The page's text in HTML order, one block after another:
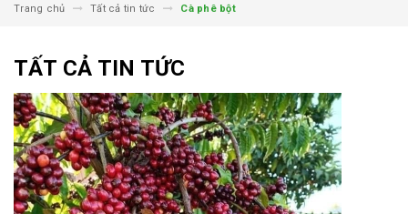
Trang chủ Tất cả tin tức Cà phê bột
TẤT CẢ TIN TỨC